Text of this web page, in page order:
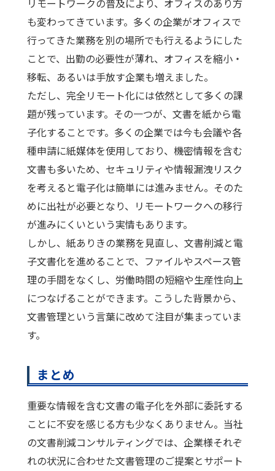
リモートワークの普及により、オフィスのあり方
も変わってきています。多くの企業がオフィスで
行ってきた業務を別の場所でも行えるようにした
ことで、出勤の必要性が薄れ、オフィスを縮小・
移転、あるいは手放す企業も増えました。
ただし、完全リモート化には依然として多くの課
題が残っています。その一つが、文書を紙から電
子化することです。多くの企業では今も会議や各
種申請に紙媒体を使用しており、機密情報を含む
文書も多いため、セキュリティや情報漏洩リスク
を考えると電子化は簡単には進みません。そのた
めに出社が必要となり、リモートワークへの移行
が進みにくいという実情もあります。
しかし、紙ありきの業務を見直し、文書削減と電
子文書化を進めることで、ファイルやスペース管
理の手間をなくし、労働時間の短縮や生産性向上
につなげることができます。こうした背景から、
文書管理という言葉に改めて注目が集まっていま
す。
まとめ
重要な情報を含む文書の電子化を外部に委託する
ことに不安を感じる方も少なくありません。当社
の文書削減コンサルティングでは、企業様それぞ
れの状況に合わせた文書管理のご提案とサポート